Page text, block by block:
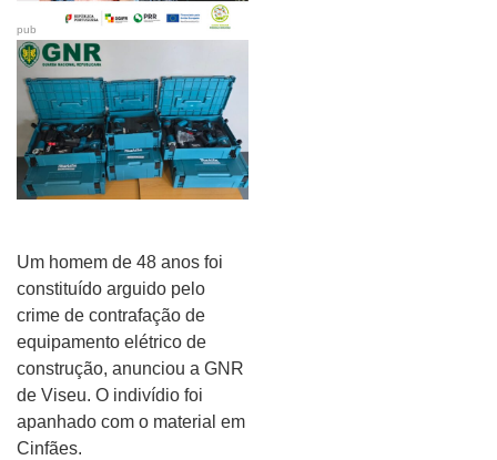
pub
Um homem de 48 anos foi
constituído arguido pelo
crime de contrafação de
equipamento elétrico de
construção, anunciou a GNR
de Viseu. O indivídio foi
apanhado com o material em
Cinfães.